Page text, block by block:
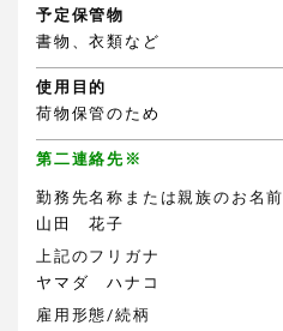
予定保管物
書物、衣類など
使用目的
荷物保管のため
第二連絡先※
勤務先名称または親族のお名前
山田 花子
上記のフリガナ
ヤマダ ハナコ
雇用形態/続柄